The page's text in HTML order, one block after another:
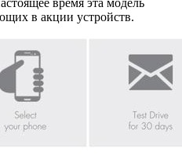
в акции устройств.